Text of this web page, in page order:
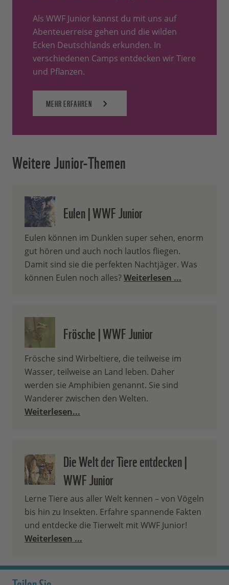
Als WWF Junior kannst du mit uns auf
Abenteuerreise gehen und die wilden
Ecken Deutschlands erkunden. In
verschiedenen Camps entdecken wir Tiere
und Pflanzen.
MEHR ERFAHREN
Weitere Junior-Themen
Eulen | WWF Junior
Eulen können im Dunklen super sehen, enorm
gut hören und auch noch lautlos fliegen.
Damit sind sie die perfekten Nachtjäger. Was
können Eulen noch alles?Weiterlesen ...
Frösche | WWF Junior
Frösche sind Wirbeltiere, die teilweise im
Wasser, teilweise an Land leben. Daher
werden sie Amphibien genannt. Sie sind
Wanderer zwischen den Welten.
Weiterlesen...
Die Welt der Tiere entdecken |
WWF Junior
Lerne Tiere aus aller Welt kennen – von Vögeln
bis hin zu Insekten. Erfahre spannende Fakten
und entdecke die Tierwelt mit WWF Junior!
Weiterlesen ...